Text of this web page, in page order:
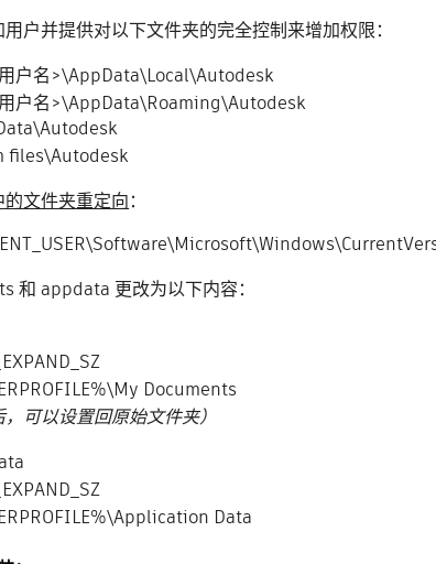
户并提供对以下文件夹的完全控制来增加权限：
户名>\AppData\Local\Autodesk
户名>\AppData\Roaming\Autodesk
files\Autodesk
文件夹重定向：
和 appdata 更改为以下内容：
Documents
，可以设置回原始文件夹）
Data